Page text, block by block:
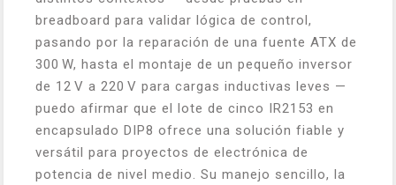
breadboard para validar lógica de control,
pasando por la reparación de una fuente ATX de
300 W, hasta el montaje de un pequeño inversor
de 12 V a 220 V para cargas inductivas leves —
puedo afirmar que el lote de cinco IR2153 en
encapsulado DIP8 ofrece una solución fiable y
versátil para proyectos de electrónica de
potencia de nivel medio. Su manejo sencillo, la